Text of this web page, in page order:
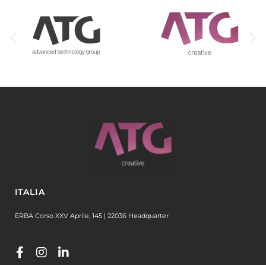
ITALIA
ERBA Corso XXV Aprile, 145 | 22036 Headquarter